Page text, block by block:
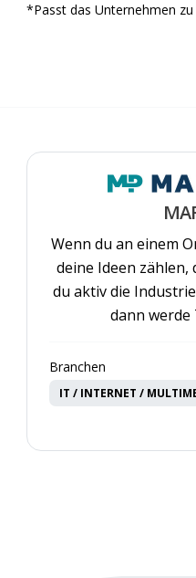
*Passt das Unternehmen zu
Wenn du an einem
deine Ideen
du aktiv die
dann werde
Branchen
IT / INTERNET /